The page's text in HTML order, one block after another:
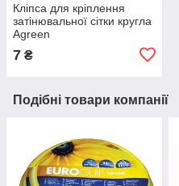
Кліпса для кріплення
затінювальної сітки кругла
Agreen
7 ₴
Подібні товари компанії